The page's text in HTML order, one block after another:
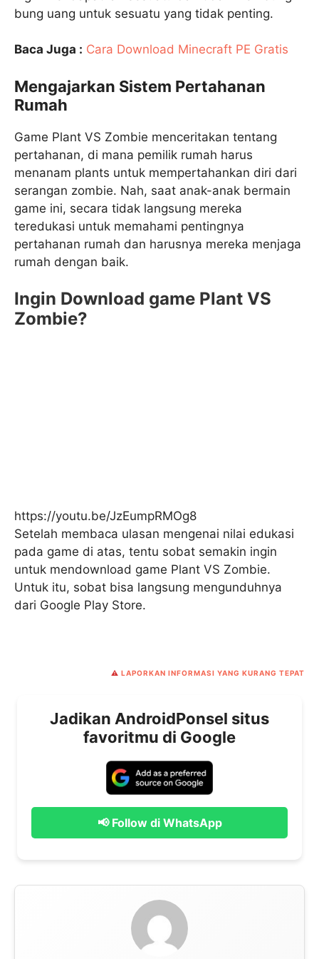
bung uang untuk sesuatu yang tidak penting.
Baca Juga : Cara Download Minecraft PE Gratis
Mengajarkan Sistem Pertahanan
Rumah
Game Plant VS Zombie menceritakan tentang
pertahanan, di mana pemilik rumah harus
menanam plants untuk mempertahankan diri dari
serangan zombie. Nah, saat anak-anak bermain
game ini, secara tidak langsung mereka
teredukasi untuk memahami pentingnya
pertahanan rumah dan harusnya mereka menjaga
rumah dengan baik.
Ingin Download game Plant VS
Zombie?
https://youtu.be/JzEumpRMOg8
Setelah membaca ulasan mengenai nilai edukasi
pada game di atas, tentu sobat semakin ingin
untuk mendownload game Plant VS Zombie.
Untuk itu, sobat bisa langsung mengunduhnya
dari Google Play Store.
⚠️ LAPORKAN INFORMASI YANG KURANG TEPAT
Jadikan AndroidPonsel situs
favoritmu di Google
📢 Follow di WhatsApp